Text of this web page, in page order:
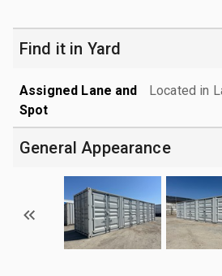
Find it in Yard
Assigned Lane and
Spot
Located in
General Appearance